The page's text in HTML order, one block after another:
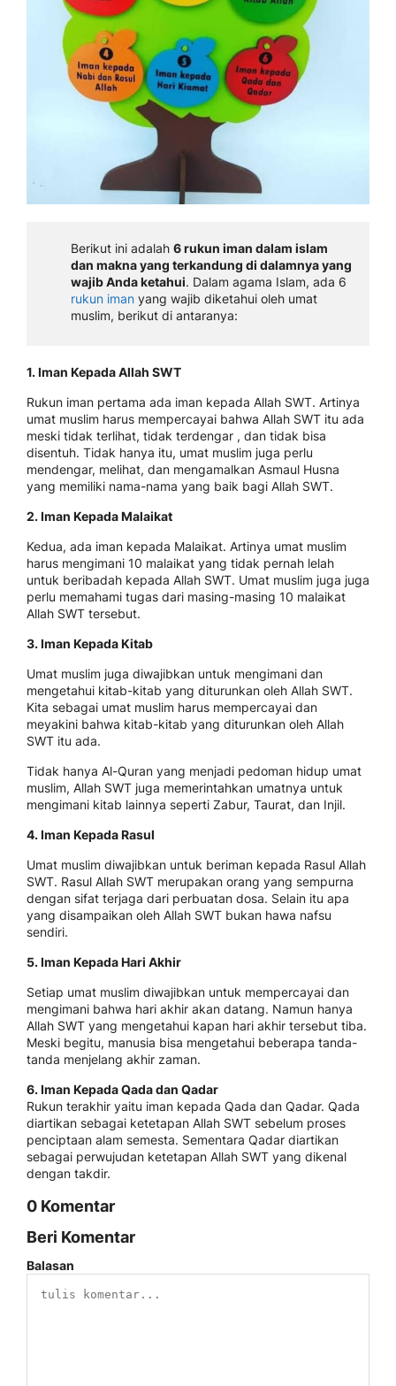
Berikut ini adalah 6 rukun iman dalam islam
dan makna yang terkandung di dalamnya yang
wajib Anda ketahui. Dalam agama Islam, ada 6
rukun iman yang wajib diketahui oleh umat
muslim, berikut di antaranya:
1. Iman Kepada Allah SWT
Rukun iman pertama ada iman kepada Allah SWT. Artinya
umat muslim harus mempercayai bahwa Allah SWT itu ada
meski tidak terlihat, tidak terdengar , dan tidak bisa
disentuh. Tidak hanya itu, umat muslim juga perlu
mendengar, melihat, dan mengamalkan Asmaul Husna
yang memiliki nama-nama yang baik bagi Allah SWT.
2. Iman Kepada Malaikat
Kedua, ada iman kepada Malaikat. Artinya umat muslim
harus mengimani 10 malaikat yang tidak pernah lelah
untuk beribadah kepada Allah SWT. Umat muslim juga juga
perlu memahami tugas dari masing-masing 10 malaikat
Allah SWT tersebut.
3. Iman Kepada Kitab
Umat muslim juga diwajibkan untuk mengimani dan
mengetahui kitab-kitab yang diturunkan oleh Allah SWT.
Kita sebagai umat muslim harus mempercayai dan
meyakini bahwa kitab-kitab yang diturunkan oleh Allah
SWT itu ada.
Tidak hanya Al-Quran yang menjadi pedoman hidup umat
muslim, Allah SWT juga memerintahkan umatnya untuk
mengimani kitab lainnya seperti Zabur, Taurat, dan Injil.
4. Iman Kepada Rasul
Umat muslim diwajibkan untuk beriman kepada Rasul Allah
SWT. Rasul Allah SWT merupakan orang yang sempurna
dengan sifat terjaga dari perbuatan dosa. Selain itu apa
yang disampaikan oleh Allah SWT bukan hawa nafsu
sendiri.
5. Iman Kepada Hari Akhir
Setiap umat muslim diwajibkan untuk mempercayai dan
mengimani bahwa hari akhir akan datang. Namun hanya
Allah SWT yang mengetahui kapan hari akhir tersebut tiba.
Meski begitu, manusia bisa mengetahui beberapa tanda-
tanda menjelang akhir zaman.
6. Iman Kepada Qada dan Qadar
Rukun terakhir yaitu iman kepada Qada dan Qadar. Qada
diartikan sebagai ketetapan Allah SWT sebelum proses
penciptaan alam semesta. Sementara Qadar diartikan
sebagai perwujudan ketetapan Allah SWT yang dikenal
dengan takdir.
0 Komentar
Beri Komentar
Balasan